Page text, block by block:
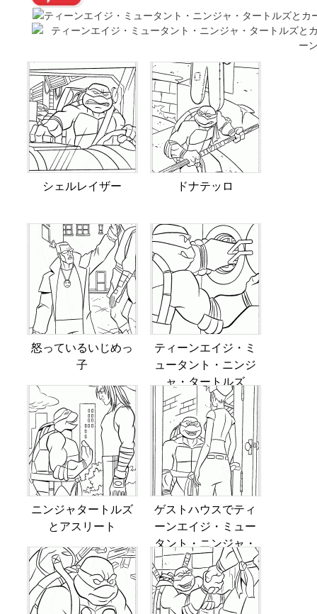
シェルレイザー ドナテッロ
怒っているいじめっ
子
ティーンエイジ・ミ
ュータント・ニンジ
ャ・タートルズ
ニンジャタートルズ
とアスリート
ゲストハウスでティ
ーンエイジ・ミュー
タント・ニンジャ・
タートルズ